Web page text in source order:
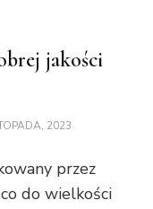
jakości
2023
przez
do wielkości